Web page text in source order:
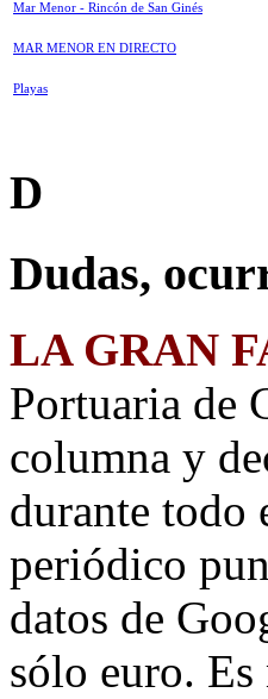
Mar Menor - Rincón de San Ginés
MAR MENOR EN DIRECTO
Playas
D
Dudas,
LA GRAN
Portuaria de
columna y
durante todo
periódico
datos de
sólo euro. Es